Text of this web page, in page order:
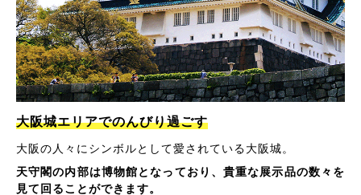
大阪城エリアでのんびり過ごす
大阪の人々にシンボルとして愛されている大阪城。
天守閣の内部は博物館となっており、貴重な展示品の数々を
見て回ることができます。